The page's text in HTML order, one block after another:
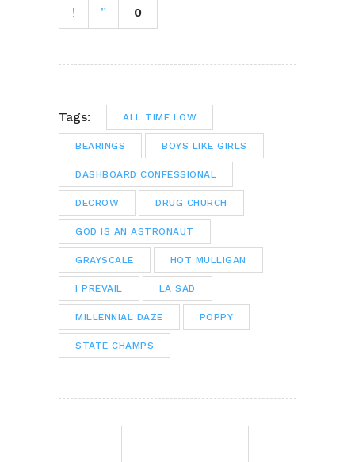
0
Tags: ALL TIME LOW
BEARINGS BOYS LIKE GIRLS
DASHBOARD CONFESSIONAL
DECROW DRUG CHURCH
GOD IS AN ASTRONAUT
GRAYSCALE HOT MULLIGAN
I PREVAIL LA SAD
MILLENNIAL DAZE POPPY
STATE CHAMPS